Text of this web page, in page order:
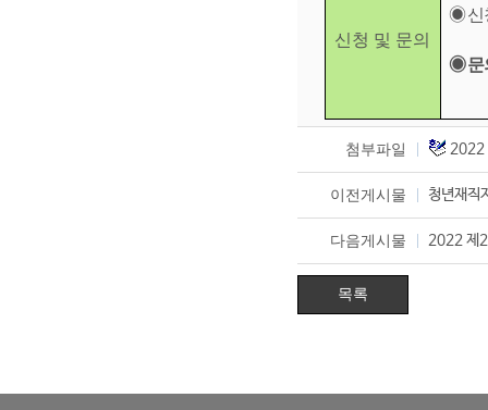
신청 및 문의
◉신
◉
첨부파일 2022
이전게시물 청년재직
다음게시물 2022 제
목록